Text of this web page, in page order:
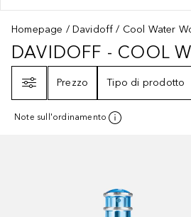
Homepage Davidoff Cool Water
DAVIDOFF -
DAVIDOFF - COOL
Prezzo
Tipo di prodotto
Note sull'ordinamento